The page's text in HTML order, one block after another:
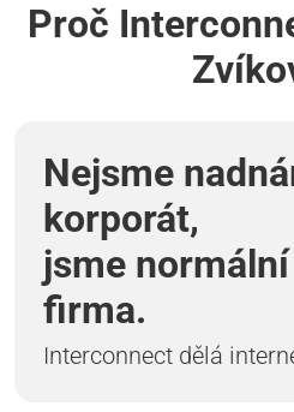
Proč
Nejsme
korporát,
jsme
firma.
Interconnect dělá